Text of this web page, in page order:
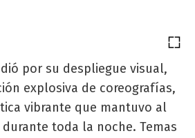
por su despliegue visual,
explosiva de coreografías,
vibrante que mantuvo al
toda la noche. Temas